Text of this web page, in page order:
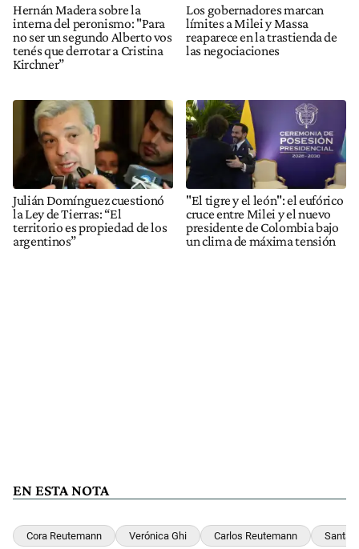
Hernán Madera sobre la
interna del peronismo: "Para
no ser un segundo Alberto vos
tenés que derrotar a Cristina
Kirchner”
Los gobernadores marcan
límites a Milei y Massa
reaparece en la trastienda de
las negociaciones
Julián Domínguez cuestionó
la Ley de Tierras: “El
territorio es propiedad de los
argentinos”
"El tigre y el león": el eufórico
cruce entre Milei y el nuevo
presidente de Colombia bajo
un clima de máxima tensión
EN ESTA NOTA
Cora Reutemann Verónica Ghi Carlos Reutemann Santa